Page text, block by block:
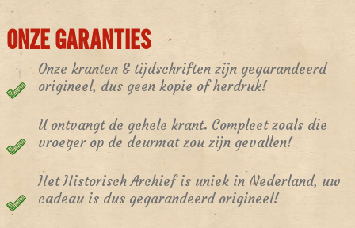
ONZE GARANTIES
Onze kranten & tijdschriften zijn gegarandeerd
origineel, dus geen kopie of herdruk!
U ontvangt de gehele krant. Compleet zoals die
vroeger op de deurmat zou zijn gevallen!
Het Historisch Archief is uniek in Nederland, uw
cadeau is dus gegarandeerd origineel!